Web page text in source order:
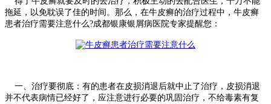
拖延，以免耽误了佳的时间。那么，在牛皮癣的治疗过程中，牛皮癣
患者治疗需要注意什么?成都银康银屑病医院专家提醒您：
一、治疗要彻底：有的患者在皮损消退后就中止了治疗，皮损消退
并不代表病情已经好了，应注意进行必要的巩固治疗，不给毒素有复